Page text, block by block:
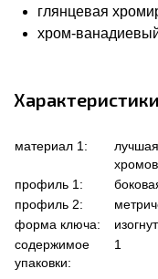
глянцевая
хром-
материал 1:
профиль 1:
профиль 2:
форма ключа:
содержимое
упаковки:
1